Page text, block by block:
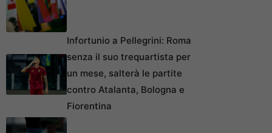
Infortunio a Pellegrini: Roma
senza il suo trequartista per
un mese, salterà le partite
contro Atalanta, Bologna e
Fiorentina